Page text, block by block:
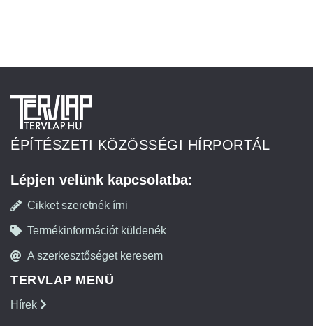
ÉPÍTÉSZETI KÖZÖSSÉGI HÍRPORTÁL
Lépjen velünk kapcsolatba:
Cikket szeretnék írni
Termékinformációt küldenék
A szerkesztőséget keresem
TERVLAP MENÜ
Hírek